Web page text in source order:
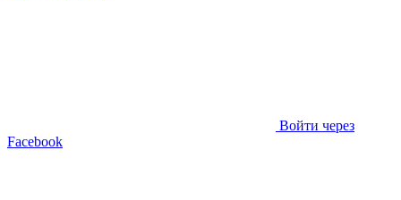
Войти через
Facebook